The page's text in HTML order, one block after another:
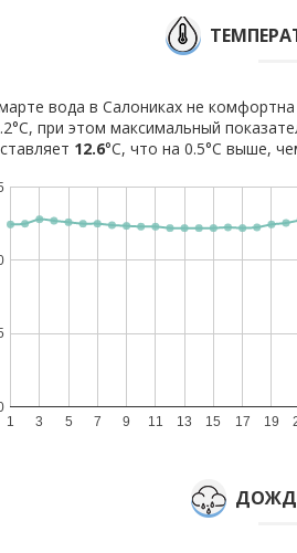
вода в Салониках не
при этом максимальный
12.6°C, что на 0.5°C выше,
1 3 5 7 9 11 13 15 17 19